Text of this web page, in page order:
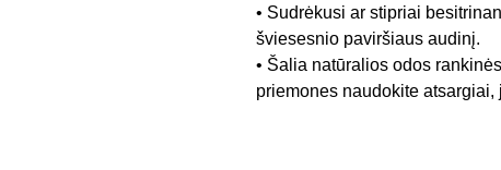
• Sudrėkusi ar stipriai
šviesesnio paviršiaus audinį.
• Šalia natūralios odos
priemones naudokite